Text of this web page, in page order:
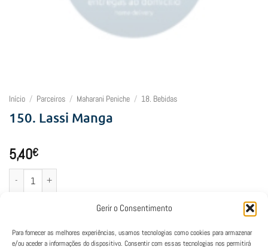
Gerir o Consentimento
Para fornecer as melhores experiências, usamos tecnologias como cookies para armazenar
e/ou aceder a informações do dispositivo. Consentir com essas tecnologias nos permitirá
Início / Parceiros / Maharani Peniche / 18. Bebidas
150. Lassi Manga
5,40€
Quantidade de 150. Lassi Manga
Adicionar